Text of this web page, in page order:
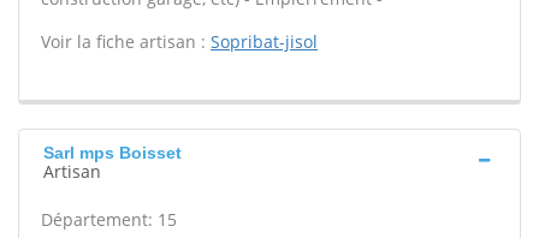
Voir la fiche artisan : Sopribat-jisol
Sarl mps Boisset
Artisan
Département: 15